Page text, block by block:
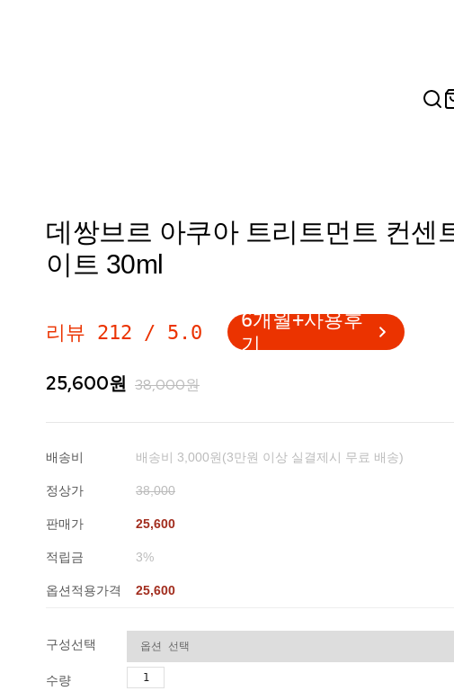
데쌍브르 아쿠아 트리트먼트 컨센
이트 30ml
리뷰 212 / 5.0
6개월+사용후
기
25,600원 38,000원
배송비 배송비 3,000원(3만원 이상 실결제시 무료 배송)
정상가 38,000
판매가 25,600
적립금 3%
옵션적용가격 25,600
구성선택
수량